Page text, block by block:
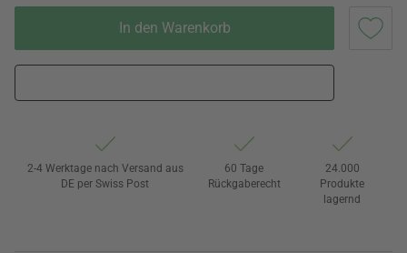
In den Warenkorb
2-4 Werktage nach Versand aus
DE per Swiss Post
60 Tage
Rückgaberecht
24.000
Produkte
lagernd